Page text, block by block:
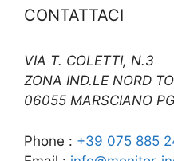
CONTATTACI
VIA T. COLETTI, N.3
ZONA IND.LE NORD
06055 MARSCIANO PG
Phone : +39 075 885